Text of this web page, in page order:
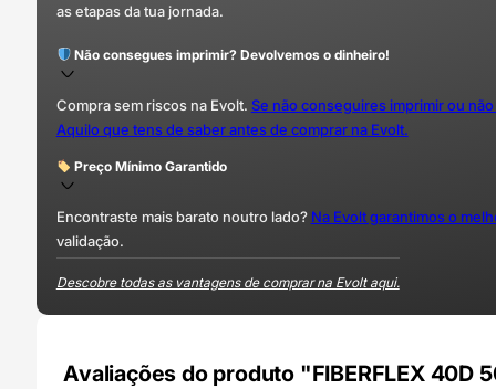
as etapas da tua jornada.
Não consegues imprimir? Devolvemos o dinheiro!
Compra sem riscos na Evolt. Se não conseguires imprimir ou
Aquilo que tens de saber antes de comprar na Evolt.
Preço Mínimo Garantido
Encontraste mais barato noutro lado? Na Evolt garantimos o
validação.
Descobre todas as vantagens de comprar na Evolt aqui.
Avaliações do produto "FIBERFLEX 40D